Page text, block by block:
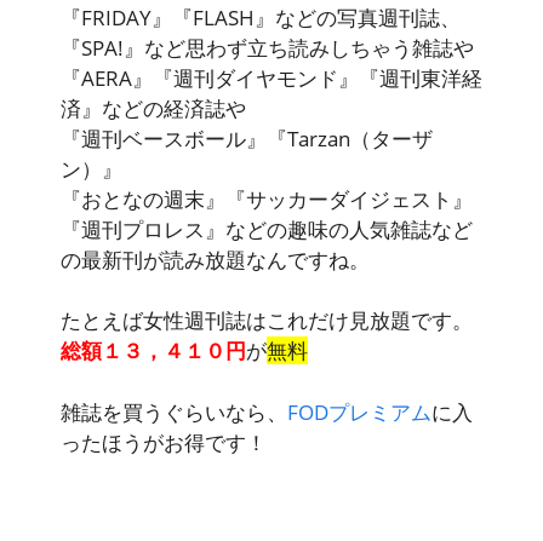
『FRIDAY』『FLASH』などの写真週刊誌、
『SPA!』など思わず立ち読みしちゃう雑誌や
『AERA』『週刊ダイヤモンド』『週刊東洋経
済』などの経済誌や
『週刊ベースボール』『Tarzan（ターザ
ン）』
『おとなの週末』『サッカーダイジェスト』
『週刊プロレス』などの趣味の人気雑誌など
の最新刊が読み放題なんですね。
たとえば女性週刊誌はこれだけ見放題です。
総額１３，４１０円が無料
雑誌を買うぐらいなら、 FODプレミアムに入
ったほうがお得です！